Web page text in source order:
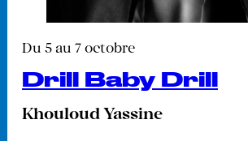
Du 5 au 7 octobre
Drill Baby Drill
Khouloud Yassine